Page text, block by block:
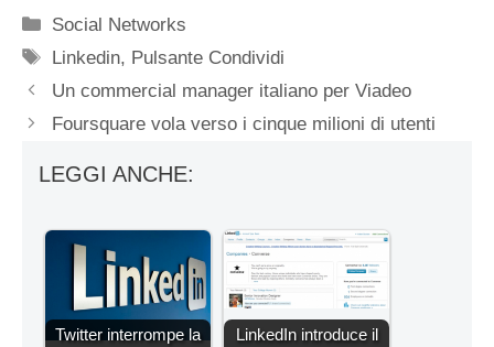
Categorie
Social Networks
Tag
Linkedin, Pulsante Condividi
Un commercial manager italiano per Viadeo
Foursquare vola verso i cinque milioni di utenti
LEGGI ANCHE:
Twitter interrompe la
LinkedIn introduce il